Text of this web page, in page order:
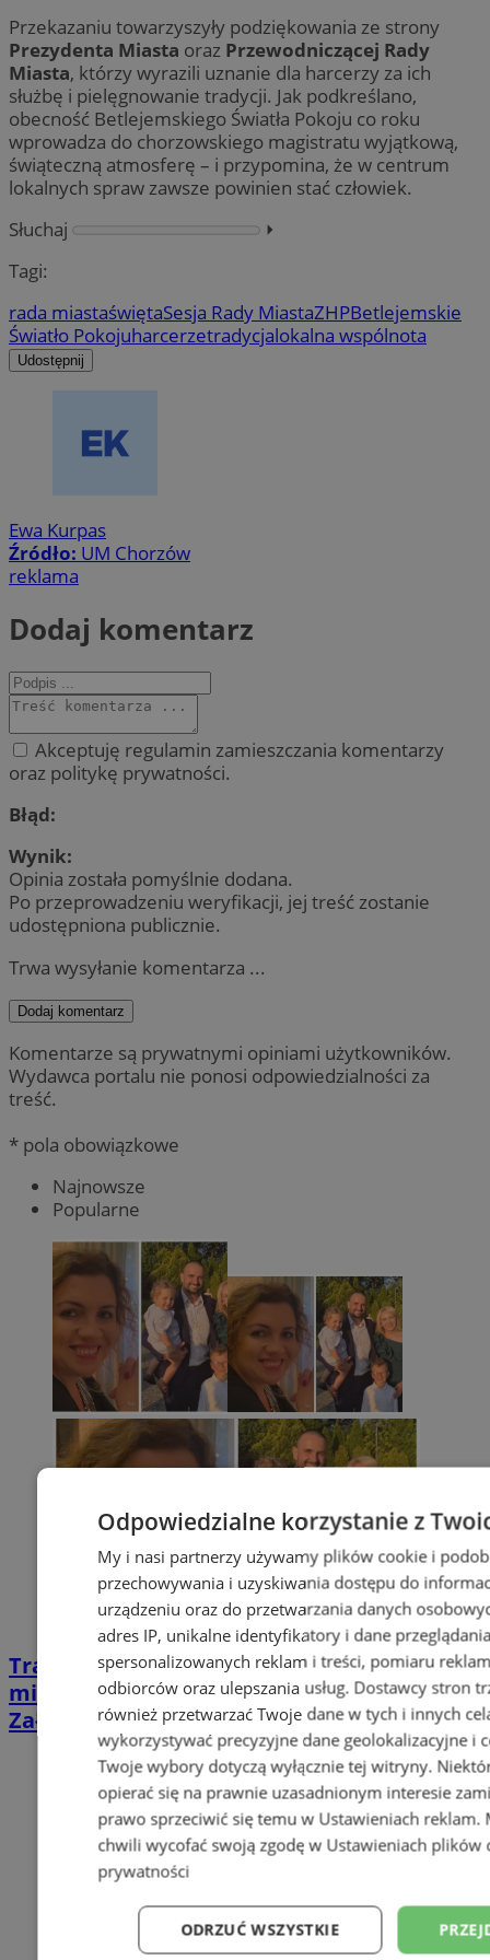
Przekazaniu towarzyszyły podziękowania ze strony
Prezydenta Miasta oraz Przewodniczącej Rady
Miasta, którzy wyrazili uznanie dla harcerzy za ich
służbę i pielęgnowanie tradycji. Jak podkreślano,
obecność Betlejemskiego Światła Pokoju co roku
wprowadza do chorzowskiego magistratu wyjątkową,
świąteczną atmosferę – i przypomina, że w centrum
lokalnych spraw zawsze powinien stać człowiek.
Słuchaj
⏵︎
Tagi:
rada miastaświętaSesja Rady MiastaZHPBetlejemskie
Światło Pokojuharcerzetradycjalokalna wspólnota
Udostępnij
Ewa Kurpas
Źródło: UM Chorzów
reklama
Dodaj komentarz
Akceptuję regulamin zamieszczania komentarzy
oraz politykę prywatności.
Błąd:
Wynik:
Opinia została pomyślnie dodana.
Po przeprowadzeniu weryfikacji, jej treść zostanie
udostępniona publicznie.
Trwa wysyłanie komentarza ...
Dodaj komentarz
Komentarze są prywatnymi opiniami użytkowników.
Wydawca portalu nie ponosi odpowiedzialności za
treść.
* pola obowiązkowe
Najnowsze
Popularne
Tragiczny wypadek w Czechach, zginęli
mieszkańcy Siemianowic i Chorzowa.
Założono zbiórki na wsparcie rodzin
Odpowiedzialne korzystanie z
My i nasi partnerzy używamy plików cookie i
przechowywania i uzyskiwania dostępu do
urządzeniu oraz do przetwarzania danych
adres IP, unikalne identyfikatory i dane
spersonalizowanych reklam i treści, pomiaru
odbiorców oraz ulepszania usług. Dostawcy stron
również przetwarzać Twoje dane w tych i innych
wykorzystywać precyzyjne dane geolokalizacyjne i
Twoje wybory dotyczą wyłącznie tej witryny.
opierać się na prawnie uzasadnionym interesie
prawo sprzeciwić się temu w Ustawieniach reklam.
chwili wycofać swoją zgodę w Ustawieniach plików
prywatności
ODRZUĆ WSZYSTKIE